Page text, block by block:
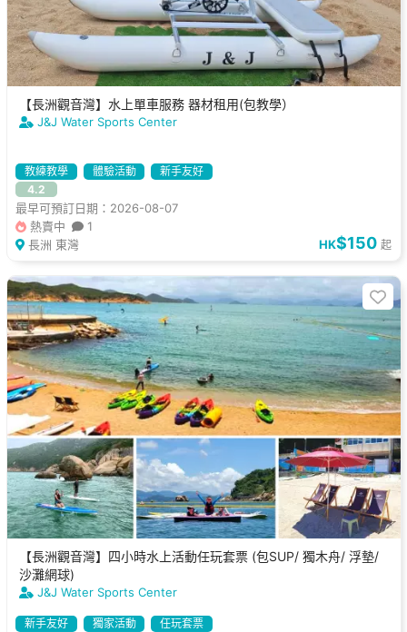
【長洲觀音灣】水上單車服務 器材租用(包教學）
J&J Water Sports Center
教練教學 體驗活動
新手友好
4.2
最早可預訂日期：2026-08-07
熱賣中
1
長洲 東灣
HK$150 起
【長洲觀音灣】四小時水上活動任玩套票 (包SUP/ 獨木舟/ 浮墊/
沙灘網球)
J&J Water Sports Center
新手友好 獨家活動
任玩套票